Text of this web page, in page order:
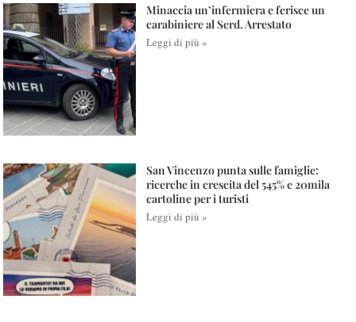
Minaccia un’infermiera e ferisce un
carabiniere al Serd. Arrestato
Leggi di più »
San Vincenzo punta sulle famiglie:
ricerche in crescita del 545% e 20mila
cartoline per i turisti
Leggi di più »